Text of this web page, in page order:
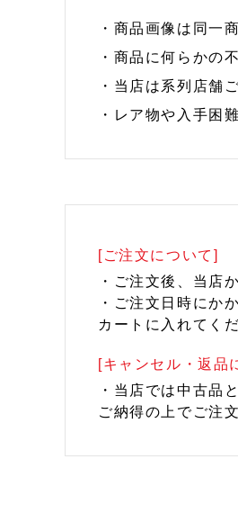
・商品画像は同一
・商品に何らかの
・当店は系列店舗
・レア物や入手困
[ご注文について]
・ご注文後、当店
・ご注文日時にか
カートに入れてく
[キャンセル・返品
・当店では中古品
ご納得の上でご注